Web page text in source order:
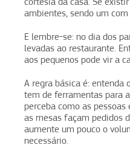
ambientes, sendo um
E lembre-se: no dia dos
levadas ao restaurante.
aos pequenos pode vir a
A regra básica é: entenda
tem de ferramentas para
perceba como as
as mesas façam pedidos
aumente um pouco o
necessário.